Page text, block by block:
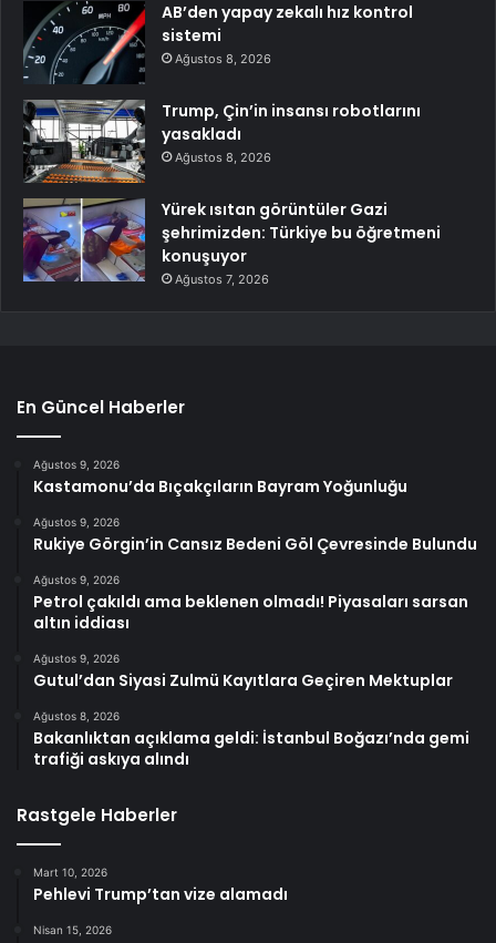
AB’den yapay zekalı hız kontrol
sistemi
Ağustos 8, 2026
Trump, Çin’in insansı robotlarını
yasakladı
Ağustos 8, 2026
Yürek ısıtan görüntüler Gazi
şehrimizden: Türkiye bu öğretmeni
konuşuyor
Ağustos 7, 2026
En Güncel Haberler
Ağustos 9, 2026
Kastamonu’da Bıçakçıların Bayram Yoğunluğu
Ağustos 9, 2026
Rukiye Görgin’in Cansız Bedeni Göl Çevresinde Bulundu
Ağustos 9, 2026
Petrol çakıldı ama beklenen olmadı! Piyasaları sarsan
altın iddiası
Ağustos 9, 2026
Gutul’dan Siyasi Zulmü Kayıtlara Geçiren Mektuplar
Ağustos 8, 2026
Bakanlıktan açıklama geldi: İstanbul Boğazı’nda gemi
trafiği askıya alındı
Rastgele Haberler
Mart 10, 2026
Pehlevi Trump’tan vize alamadı
Nisan 15, 2026